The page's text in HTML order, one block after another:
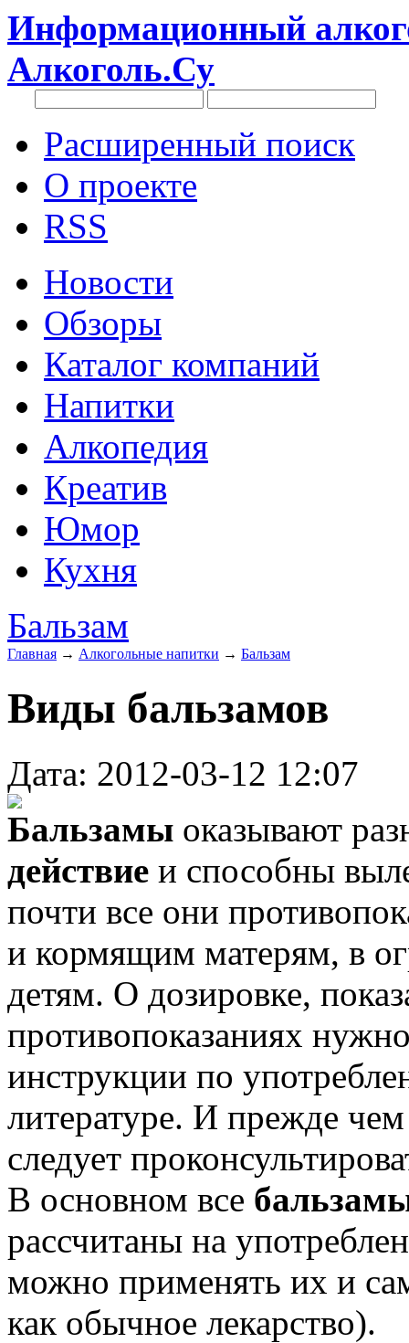
Информационный
Алкоголь.Су
Расширенный поиск
О проекте
RSS
Новости
Обзоры
Каталог компаний
Напитки
Алкопедия
Креатив
Юмор
Кухня
Бальзам
Главная → Алкогольные напитки → Бальзам
Виды бальзамов
Дата: 2012-03-12 12:07
Бальзамы оказывают
действие и способны
почти все они
и кормящим матерям, в
детям. О дозировке,
противопоказаниях
инструкции по
литературе. И прежде
следует
В основном все
рассчитаны на
можно применять их и
как обычное лекарство).